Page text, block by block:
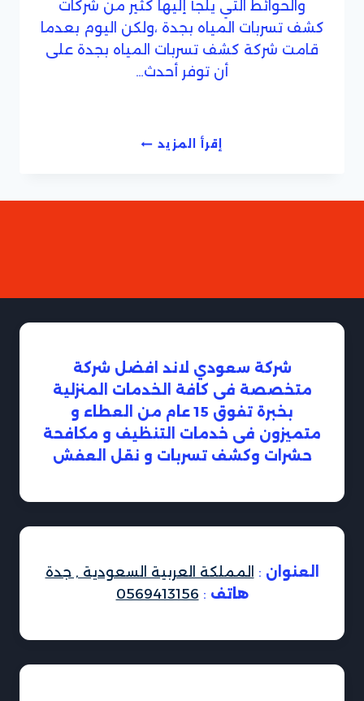
والحوائط التي يلجأ إليها كثير من شركات
كشف تسربات المياه بجدة ،ولكن اليوم بعدما
قامت شركة كشف تسربات المياه بجدة على
أن توفر أحدث…
إقرأ المزيدشركة
شركة سعودي لاند افضل شركة
متخصصة فى كافة الخدمات المنزلية
بخبرة تفوق 15 عام من العطاء و
متميزون فى خدمات التنظيف و مكافحة
حشرات وكشف تسربات و نقل العفش
العنوان : المملكة العربية السعودية , جدة
هاتف :
0569413156